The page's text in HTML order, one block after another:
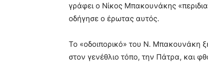
γράφει ο Νίκος Μπακουνάκης
οδήγησε ο έρωτας αυτός.
Το «οδοιπορικό» του Ν. Μπακουνάκη
στον γενέθλιο τόπο, την Πάτρα, και